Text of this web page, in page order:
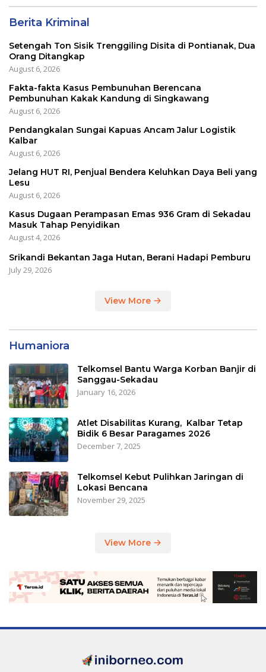
Berita Kriminal
Setengah Ton Sisik Trenggiling Disita di Pontianak, Dua
Orang Ditangkap
August 6, 2026
Fakta-fakta Kasus Pembunuhan Berencana
Pembunuhan Kakak Kandung di Singkawang
August 6, 2026
Pendangkalan Sungai Kapuas Ancam Jalur Logistik
Kalbar
August 6, 2026
Jelang HUT RI, Penjual Bendera Keluhkan Daya Beli yang
Lesu
August 6, 2026
Kasus Dugaan Perampasan Emas 936 Gram di Sekadau
Masuk Tahap Penyidikan
August 4, 2026
Srikandi Bekantan Jaga Hutan, Berani Hadapi Pemburu
July 29, 2026
View More
Humaniora
Telkomsel Bantu Warga Korban Banjir di
Sanggau-Sekadau
January 16, 2026
Atlet Disabilitas Kurang, Kalbar Tetap
Bidik 6 Besar Paragames 2026
December 7, 2025
Telkomsel Kebut Pulihkan Jaringan di
Lokasi Bencana
November 29, 2025
View More